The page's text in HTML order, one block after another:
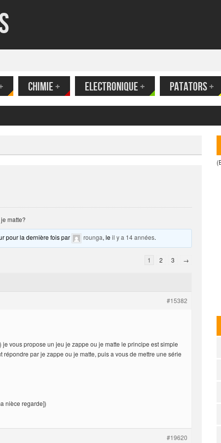
CHIMIE+ ELECTRONIQUE+ PATATORS+
matte?
pour la dernière fois par rounga, leil y a 14 années.
1 2 3 →
#15382
je vous propose un jeu je zappe ou je matte le principe est simple
répondre par je zappe ou je matte, puis a vous de mettre une série
nièce regarde])
#19620